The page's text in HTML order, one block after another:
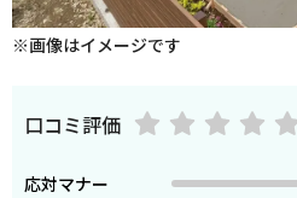
※画像はイメージです
口コミ評価
応対マナー